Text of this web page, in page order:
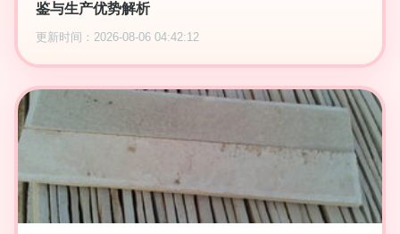
鉴与生产优势解析
更新时间：2026-08-06 04:42:12